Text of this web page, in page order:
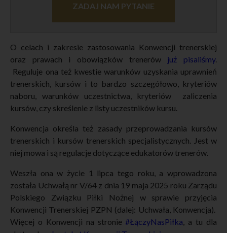
ZADAJ NAM PYTANIE
O celach i zakresie zastosowania Konwencji trenerskiej
oraz prawach i obowiązków trenerów już pisaliśmy.
Reguluje ona też kwestie warunków uzyskania uprawnień
trenerskich, kursów i to bardzo szczegółowo, kryteriów
naboru, warunków uczestnictwa, kryteriów zaliczenia
kursów, czy skreślenie z listy uczestników kursu.
Konwencja określa też zasady przeprowadzania kursów
trenerskich i kursów trenerskich specjalistycznych. Jest w
niej mowa i są regulacje dotyczące edukatorów trenerów.
Weszła ona w życie 1 lipca tego roku, a wprowadzona
została Uchwałą nr V/64 z dnia 19 maja 2025 roku Zarządu
Polskiego Związku Piłki Nożnej w sprawie przyjęcia
Konwencji Trenerskiej PZPN (dalej: Uchwała, Konwencja).
Więcej o Konwencji na stronie#ŁączyNasPiłka, a tu dla